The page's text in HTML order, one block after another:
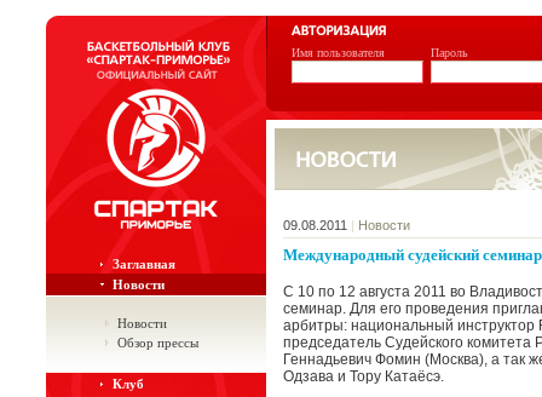
Имя пользователя Пароль
Заглавная
Новости
Новости
Обзор прессы
Клуб
09.08.2011 | Новости
Международный судейский
С 10 по 12 августа 2011 во
семинар. Для его проведения
арбитры: национальный
председатель Судейского
Геннадьевич Фомин (Москва), а так
Одзава и Тору Катаёсэ.